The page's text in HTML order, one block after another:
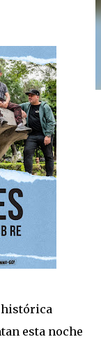
histórica
esta noche